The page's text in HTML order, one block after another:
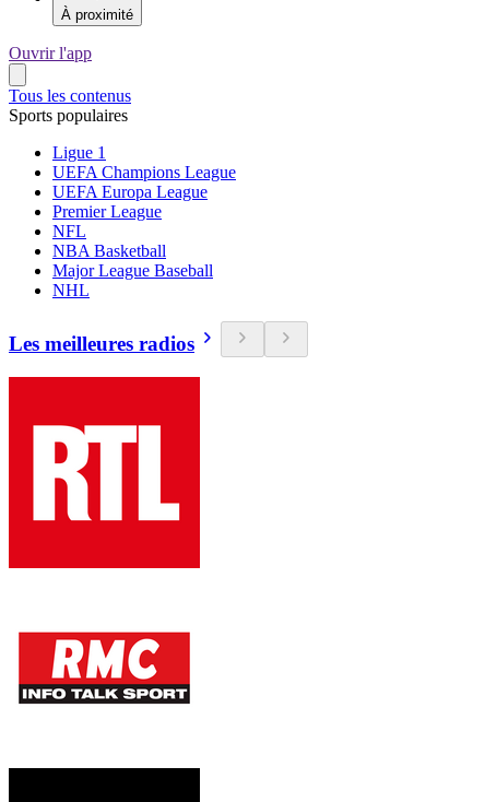
À proximité
Ouvrir l'app
Tous les contenus
Sports populaires
Ligue 1
UEFA Champions League
UEFA Europa League
Premier League
NFL
NBA Basketball
Major League Baseball
NHL
Les meilleures radios